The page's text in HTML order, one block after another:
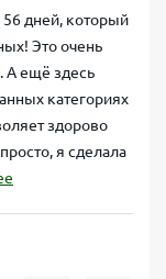
дней, который
Это очень
А ещё здесь
категориях
здорово
я сделала